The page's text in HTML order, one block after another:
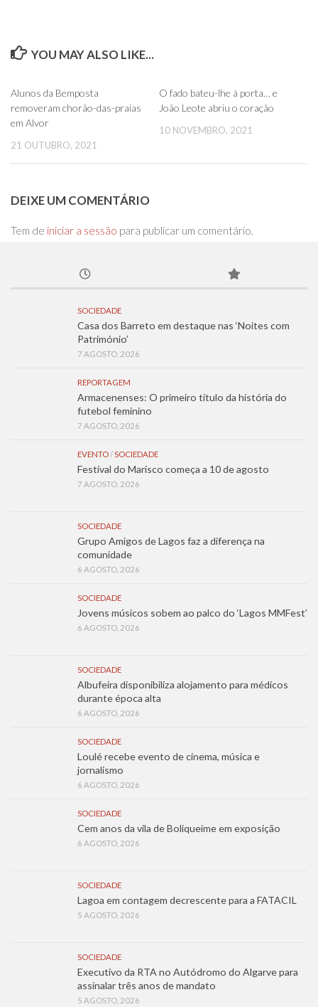
YOU MAY ALSO LIKE...
Alunos da Bemposta
removeram chorão-das-praias
em Alvor
21 OUTUBRO, 2021
O fado bateu-lhe à porta… e
João Leote abriu o coração
10 NOVEMBRO, 2021
DEIXE UM COMENTÁRIO
Tem de iniciar a sessão para publicar um comentário.
SOCIEDADE
Casa dos Barreto em destaque nas ‘Noites com
Património’
7 AGOSTO, 2026
REPORTAGEM
Armacenenses: O primeiro título da história do
futebol feminino
7 AGOSTO, 2026
EVENTO/SOCIEDADE
Festival do Marisco começa a 10 de agosto
7 AGOSTO, 2026
SOCIEDADE
Grupo Amigos de Lagos faz a diferença na
comunidade
6 AGOSTO, 2026
SOCIEDADE
Jovens músicos sobem ao palco do ‘Lagos MMFest’
6 AGOSTO, 2026
SOCIEDADE
Albufeira disponibiliza alojamento para médicos
durante época alta
6 AGOSTO, 2026
SOCIEDADE
Loulé recebe evento de cinema, música e
jornalismo
6 AGOSTO, 2026
SOCIEDADE
Cem anos da vila de Boliqueime em exposição
6 AGOSTO, 2026
SOCIEDADE
Lagoa em contagem decrescente para a FATACIL
5 AGOSTO, 2026
SOCIEDADE
Executivo da RTA no Autódromo do Algarve para
assinalar três anos de mandato
5 AGOSTO, 2026